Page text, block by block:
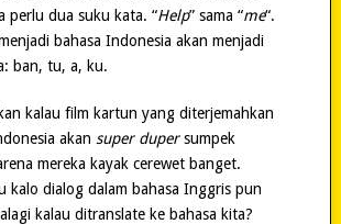
perlu dua suku kata. “Help” sama “me“.
bahasa Indonesia akan menjadi
ban, tu, a, ku.
kalau film kartun yang diterjemahkan
akan super dupersumpek
mereka kayak cerewet banget.
kalo dialog dalam bahasa Inggris pun
kalau ditranslate ke bahasa kita?